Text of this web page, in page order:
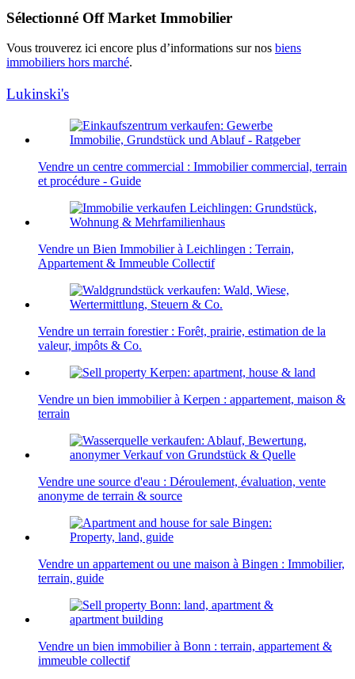
Sélectionné Off Market Immobilier
Vous trouverez ici encore plus d’informations sur nos biens
immobiliers hors marché.
Lukinski's
Vendre un centre commercial : Immobilier commercial, terrain
et procédure - Guide
Vendre un Bien Immobilier à Leichlingen : Terrain,
Appartement & Immeuble Collectif
Vendre un terrain forestier : Forêt, prairie, estimation de la
valeur, impôts & Co.
Vendre un bien immobilier à Kerpen : appartement, maison &
terrain
Vendre une source d'eau : Déroulement, évaluation, vente
anonyme de terrain & source
Vendre un appartement ou une maison à Bingen : Immobilier,
terrain, guide
Vendre un bien immobilier à Bonn : terrain, appartement &
immeuble collectif